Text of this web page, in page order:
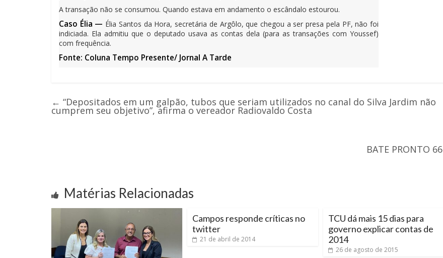
A transação não se consumou. Quando estava em andamento o escândalo estourou.
Caso Élia — Élia Santos da Hora, secretária de Argôlo, que chegou a ser presa pela PF, não foi
indiciada. Ela admitiu que o deputado usava as contas dela (para as transações com Youssef)
com frequência.
Fonte: Coluna Tempo Presente/ Jornal A Tarde
← “Depositados em um galpão, tubos que seriam utilizados no canal do Silva Jardim não
cumprem seu objetivo”, afirma o vereador Radiovaldo Costa
BATE PRONTO 66
Matérias Relacionadas
Campos responde críticas no
twitter
21 de abril de 2014
TCU dá mais 15 dias para
governo explicar contas de
2014
26 de agosto de 2015